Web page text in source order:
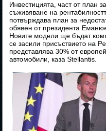
Инвестицията, част от план
съживяване на
потвърждава план за
обявен от президента
Новите модели ще бъдат
се засили присъствието на
представлява 30% от
автомобили, каза Stellantis.